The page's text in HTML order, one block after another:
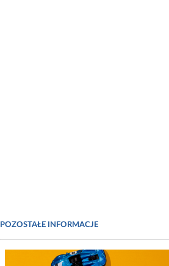
POZOSTAŁE INFORMACJE